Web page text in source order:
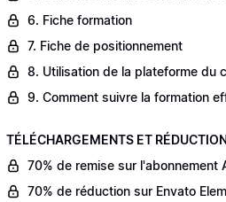
6. Fiche formation
7. Fiche de positionnement
8. Utilisation de la plateforme du
9. Comment suivre la formation
TÉLÉCHARGEMENTS ET
70% de remise sur l'abonnement
70% de réduction sur Envato